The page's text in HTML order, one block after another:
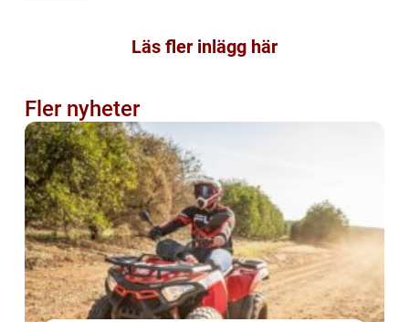
Läs fler inlägg här
Fler nyheter